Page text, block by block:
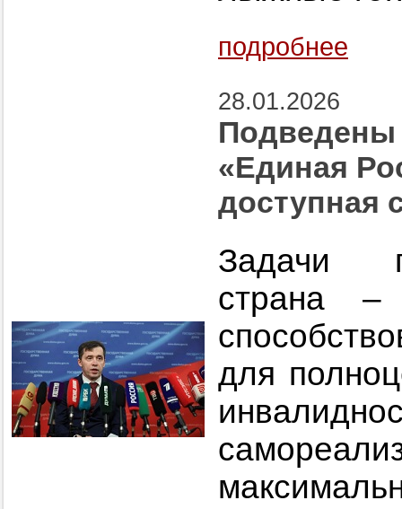
подробнее
28.01.2026
Подведены
«Единая
доступная
Задачи
страна –
для